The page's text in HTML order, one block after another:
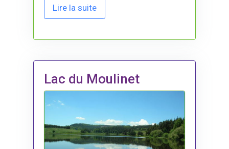
Lire la suite
Lac du Moulinet